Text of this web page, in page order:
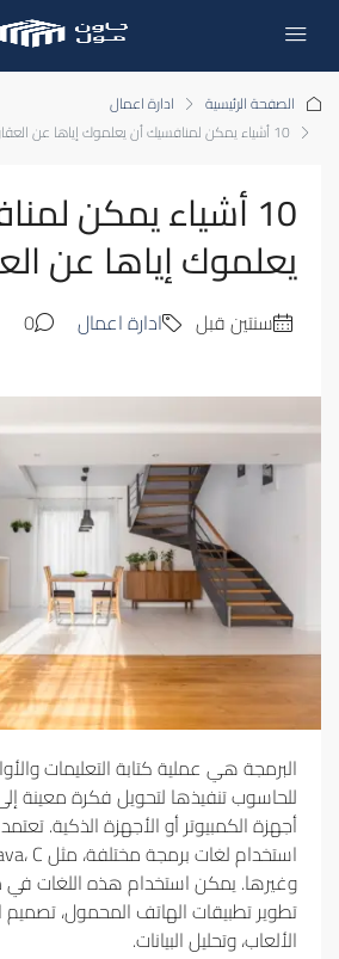
الصفحة الرئيسية
ادارة اعمال
10 أشياء يمكن لمنافسيك أن يعلموك إياها عن العقارات
10 أشياء يمكن
يعلموك إياها عن
‏سنتين قبل ادارة اعمال 0
البرمجة هي عملية كتابة التعليمات
للحاسوب تنفيذها لتحويل فكرة معينة
أجهزة الكمبيوتر أو الأجهزة الذكية.
وغيرها. يمكن استخدام هذه اللغات
تطوير تطبيقات الهاتف المحمول، تصميم
الألعاب، وتحليل البيانات.